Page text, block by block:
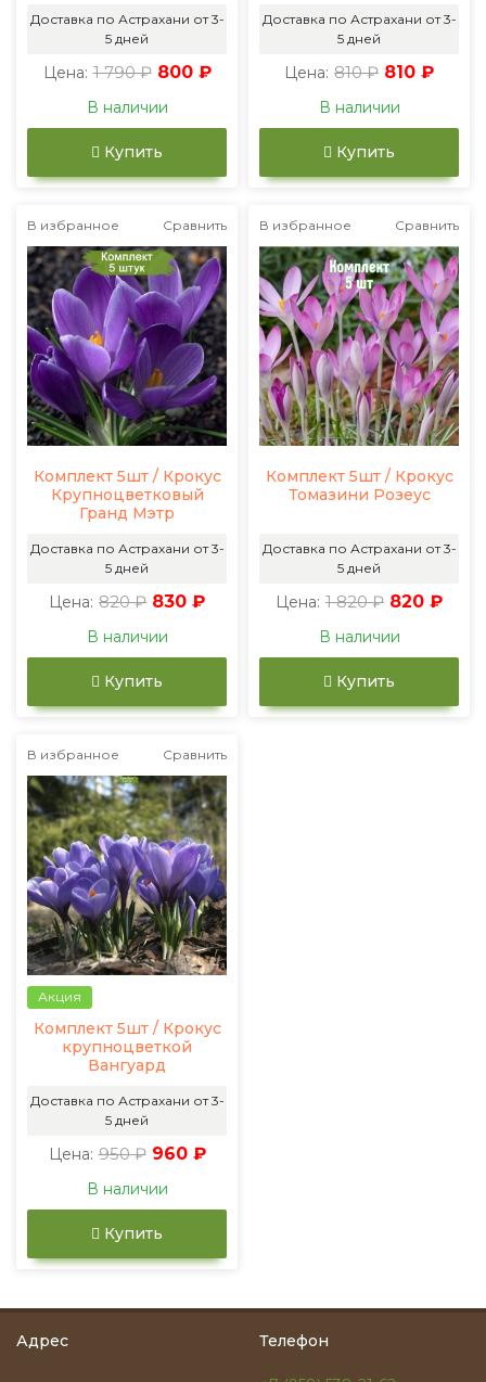
Доставка по Астрахани от 3-
5 дней
Цена: 1 790 ₽ 800 ₽
В наличии
Купить
Доставка по Астрахани от 3-
5 дней
Цена: 810 ₽ 810 ₽
В наличии
Купить
В избранное Сравнить
Комплект 5шт / Крокус
Крупноцветковый
Гранд Мэтр
Доставка по Астрахани от 3-
5 дней
Цена: 820 ₽ 830 ₽
В наличии
Купить
В избранное Сравнить
Комплект 5шт / Крокус
Томазини Розеус
Доставка по Астрахани от 3-
5 дней
Цена: 1 820 ₽ 820 ₽
В наличии
Купить
В избранное Сравнить
Акция
Комплект 5шт / Крокус
крупноцветкой
Вангуард
Доставка по Астрахани от 3-
5 дней
Цена: 950 ₽ 960 ₽
В наличии
Купить
Адрес Телефон